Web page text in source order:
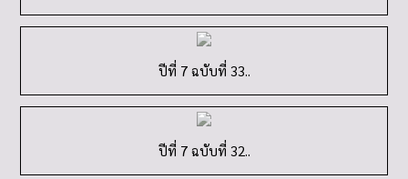
ปีที่ 7 ฉบับที่ 33..
ปีที่ 7 ฉบับที่ 32..